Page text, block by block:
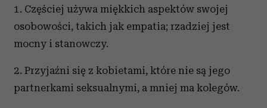
1. Częściej używa miękkich aspektów swojej
osobowości, takich jak empatia; rzadziej jest
mocny i stanowczy.
2. Przyjaźni się z kobietami, które nie są jego
partnerkami seksualnymi, a mniej ma kolegów.